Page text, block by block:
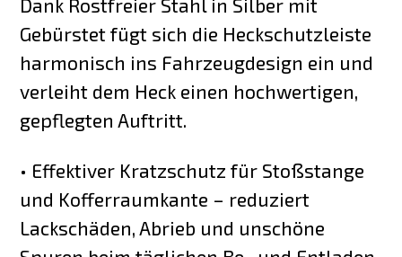
Dank Rostfreier Stahl in Silber mit
Gebürstet fügt sich die Heckschutzleiste
harmonisch ins Fahrzeugdesign ein und
verleiht dem Heck einen hochwertigen,
gepflegten Auftritt.
• Effektiver Kratzschutz für Stoßstange
und Kofferraumkante – reduziert
Lackschäden, Abrieb und unschöne